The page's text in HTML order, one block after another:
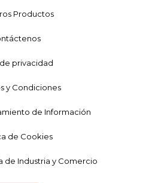
Productos
privacidad
y Condiciones
de Información
de Cookies
de Industria y Comercio